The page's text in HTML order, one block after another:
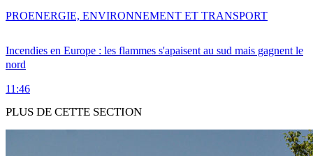
Incendies en Europe : les flammes s'apaisent au sud mais gagnent le
nord
11:46
PROENERGIE, ENVIRONNEMENT ET TRANSPORT
PLUS DE CETTE SECTION